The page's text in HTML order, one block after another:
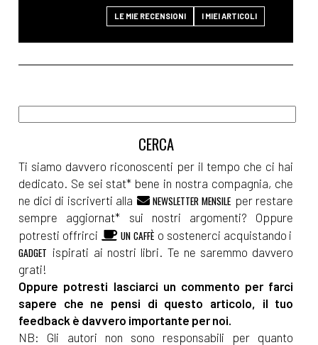
I MIEI ARTICOLI
LE MIE RECENSIONI
Ti siamo davvero riconoscenti per il tempo che ci hai
dedicato. Se sei stat* bene in nostra compagnia, che
ne dici di iscriverti alla
NEWSLETTER MENSILE per restare
sempre aggiornat* sui nostri argomenti? Oppure
potresti offrirci
UN CAFFÈ o sostenerci acquistando i
GADGET ispirati ai nostri libri. Te ne saremmo davvero
grati!
Oppure potresti lasciarci un commento per farci
sapere che ne pensi di questo articolo, il tuo
feedback è davvero importante per noi.
NB: Gli autori non sono responsabili per quanto